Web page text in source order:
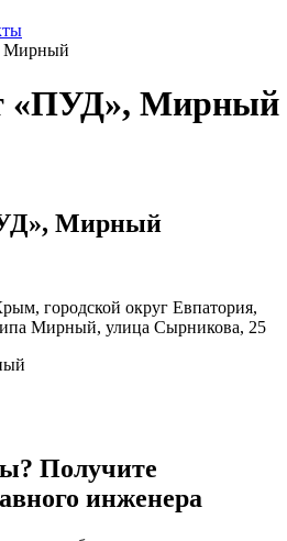
Мирный
«ПУД», Мирный
Мирный
городской округ Евпатория,
Мирный, улица Сырникова, 25
Получите
инженера